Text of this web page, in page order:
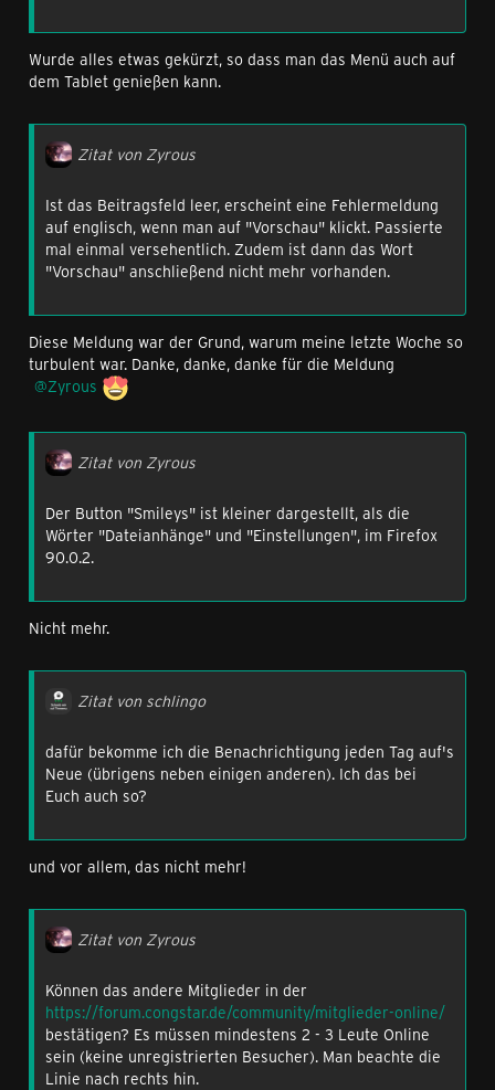
Wurde alles etwas gekürzt, so dass man das Menü auch auf
dem Tablet genießen kann.
Zitat von Zyrous
Ist das Beitragsfeld leer, erscheint eine Fehlermeldung
auf englisch, wenn man auf "Vorschau" klickt. Passierte
mal einmal versehentlich. Zudem ist dann das Wort
"Vorschau" anschließend nicht mehr vorhanden.
Diese Meldung war der Grund, warum meine letzte Woche so
turbulent war. Danke, danke, danke für die Meldung
Zyrous
Zitat von Zyrous
Der Button "Smileys" ist kleiner dargestellt, als die
Wörter "Dateianhänge" und "Einstellungen", im Firefox
90.0.2.
Nicht mehr.
Zitat von schlingo
dafür bekomme ich die Benachrichtigung jeden Tag auf's
Neue (übrigens neben einigen anderen). Ich das bei
Euch auch so?
und vor allem, das nicht mehr!
Zitat von Zyrous
Können das andere Mitglieder in der
https://forum.congstar.de/community/mitglieder-online/
bestätigen? Es müssen mindestens 2 - 3 Leute Online
sein (keine unregistrierten Besucher). Man beachte die
Linie nach rechts hin.